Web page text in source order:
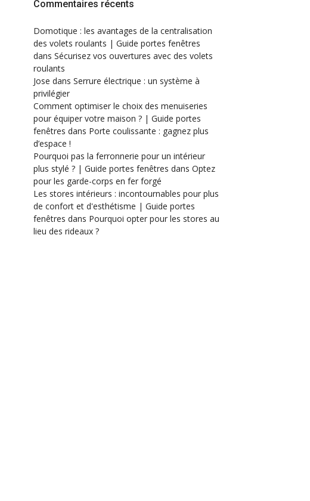
Commentaires récents
Domotique : les avantages de la centralisation
des volets roulants | Guide portes fenêtres
dans Sécurisez vos ouvertures avec des volets
roulants
Jose dans Serrure électrique : un système à
privilégier
Comment optimiser le choix des menuiseries
pour équiper votre maison ? | Guide portes
fenêtres dans Porte coulissante : gagnez plus
d’espace !
Pourquoi pas la ferronnerie pour un intérieur
plus stylé ? | Guide portes fenêtres dans Optez
pour les garde-corps en fer forgé
Les stores intérieurs : incontournables pour plus
de confort et d'esthétisme | Guide portes
fenêtres dans Pourquoi opter pour les stores au
lieu des rideaux ?